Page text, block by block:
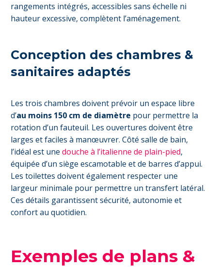
rangements intégrés, accessibles sans échelle ni
hauteur excessive, complètent l’aménagement.
Conception des chambres &
sanitaires adaptés
Les trois chambres doivent prévoir un espace libre
d’au moins 150 cm de diamètre pour permettre la
rotation d’un fauteuil. Les ouvertures doivent être
larges et faciles à manœuvrer. Côté salle de bain,
l’idéal est unedouche à l’italienne de plain-pied,
équipée d’un siège escamotable et de barres d’appui.
Les toilettes doivent également respecter une
largeur minimale pour permettre un transfert latéral.
Ces détails garantissent sécurité, autonomie et
confort au quotidien.
Exemples de plans &